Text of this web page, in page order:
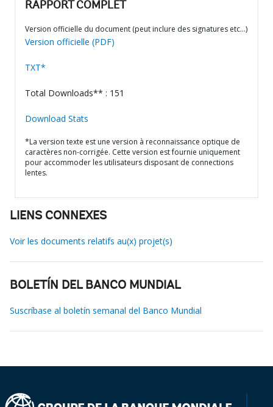
RAPPORT COMPLET
Version officielle du document (peut inclure des signatures etc…)
Version officielle (PDF)
TXT*
Total Downloads** : 151
Download Stats
*La version texte est une version à reconnaissance optique de
caractères non-corrigée. Cette version est fournie uniquement
pour accommoder les utilisateurs disposant de connections
lentes.
LIENS CONNEXES
Voir les documents relatifs au(x) projet(s)
BOLETÍN DEL BANCO MUNDIAL
Suscríbase al boletín semanal del Banco Mundial